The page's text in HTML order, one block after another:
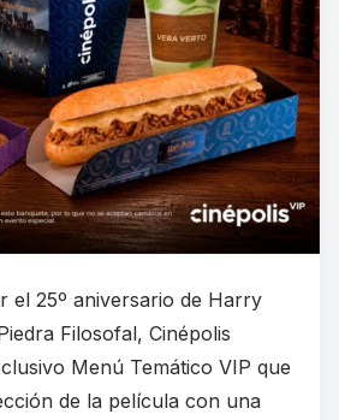
el 25º aniversario de Harry
Filosofal, Cinépolis
Menú Temático VIP que
de la película con una